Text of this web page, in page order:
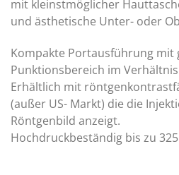
mit kleinstmöglicher
und ästhetische Unter- oder
Kompakte Portausführung mit
Punktionsbereich im
Erhältlich mit
(außer US- Markt) die die
Röntgenbild anzeigt.
Hochdruckbeständig bis zu